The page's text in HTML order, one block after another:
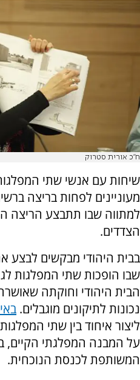
ח''כ אורית סטרוק
שיחות עם אנשי שתי
מעוניינים לפחות בריצה
למתווה שבו תתבצע הריצה
הצדדים.
בבית היהודי מבקשים לבצע
שבו הופכות שתי המפלגות
הבית היהודי וחוקתה
נכונות לתיקונים מוגבלים.
ליצור איחוד בין שתי
על המבנה המפלגתי הקיים,
המשותפת לכנסת הנוכחית.